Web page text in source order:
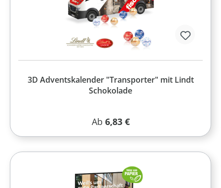
3D Adventskalender "Transporter" mit Lindt
Schokolade
Regulärer Preis:
Ab 6,83 €